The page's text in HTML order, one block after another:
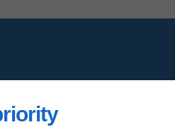
jeune et dynamique